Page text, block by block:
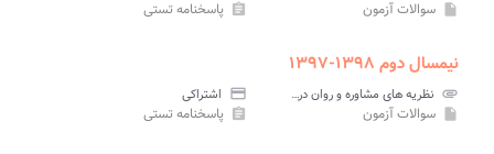
insert_drive_file سوالات آزمون assignment پاسخنامه تستی
نیمسال دوم ۱۳۹۸-۱۳۹۷
attachment نظریه های مشاوره و روان درمانی ۱ پیام نور credit_card اشتراکی
insert_drive_file سوالات آزمون assignment پاسخنامه تستی